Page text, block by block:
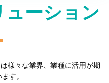
ューション
様々な業界、業種に活用が期
す。
しました。
会課題の解決力を磨くた
しました。